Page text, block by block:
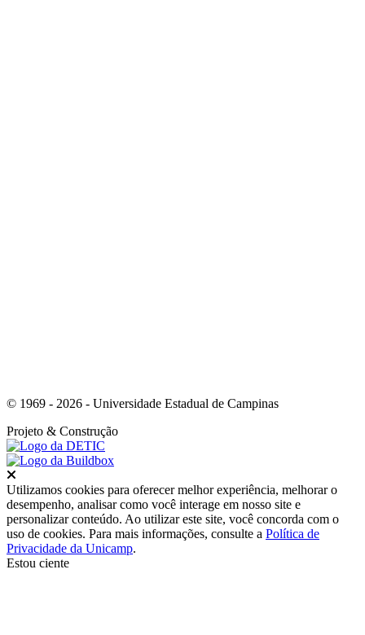
© 1969 - 2026 - Universidade Estadual de Campinas
Projeto & Construção
Utilizamos cookies para oferecer melhor experiência, melhorar o
desempenho, analisar como você interage em nosso site e
personalizar conteúdo. Ao utilizar este site, você concorda com o
uso de cookies. Para mais informações, consulte a Política de
Privacidade da Unicamp.
Estou ciente